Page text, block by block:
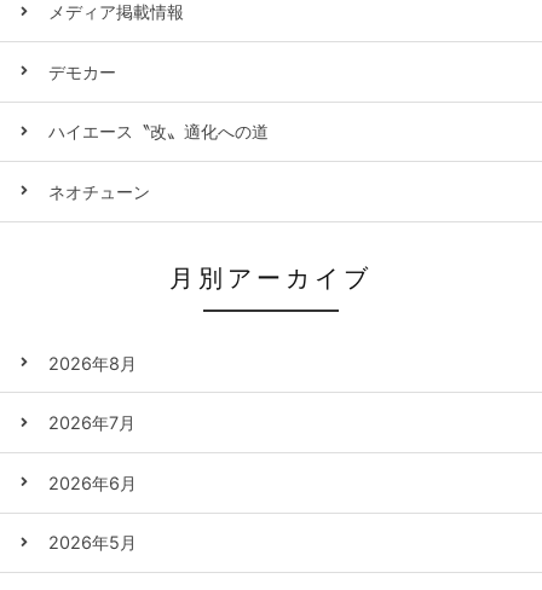
メディア掲載情報
デモカー
ハイエース〝改〟適化への道
ネオチューン
月別アーカイブ
2026年8月
2026年7月
2026年6月
2026年5月